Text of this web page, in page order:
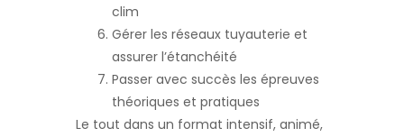
clim
Gérer les réseaux tuyauterie et
assurer l’étanchéité
Passer avec succès les épreuves
théoriques et pratiques
Le tout dans un format intensif, animé,